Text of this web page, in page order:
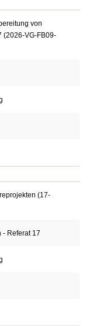
von
(2026-VG-FB09-
(17-
- Referat 17